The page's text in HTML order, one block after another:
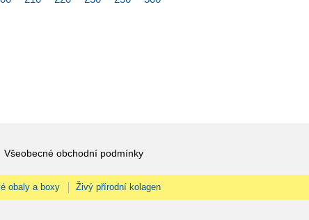
Všeobecné obchodní podmínky
obaly a boxy Živý přírodní kolagen